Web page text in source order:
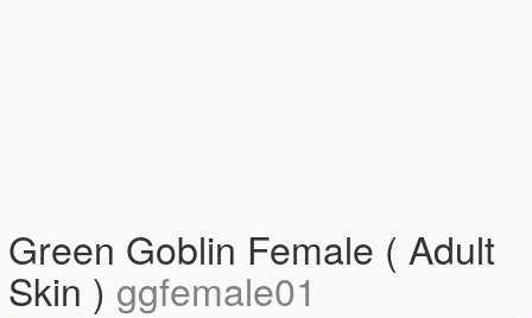
Green Goblin Female ( Adult
Skin ) ggfemale01